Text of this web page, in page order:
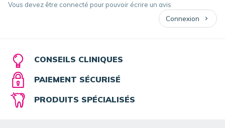
Vous devez être connecté pour pouvoir écrire un avis
Connexion
CONSEILS CLINIQUES
PAIEMENT SÉCURISÉ
PRODUITS SPÉCIALISÉS